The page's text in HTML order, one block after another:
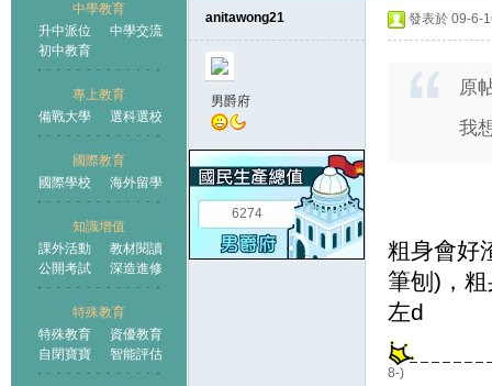
中學教育
升中派位
中學交流
初中教育
專上教育
備戰大學
選科選校
國際教育
國際學校
海外留學
知識增值
課外活動
教材閱讀
公開考試
深造進修
特殊教育
特殊教育
資優教育
自閉寶寶
智能評估
anitawong21
男爵府
6274
發表於 09-6-
原
我
粗身會好
筆刨)，
左d
8-)